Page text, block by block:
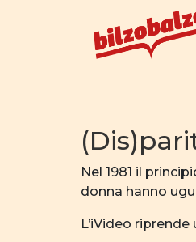
Nel 1981 il
donna hanno
L’iVideo